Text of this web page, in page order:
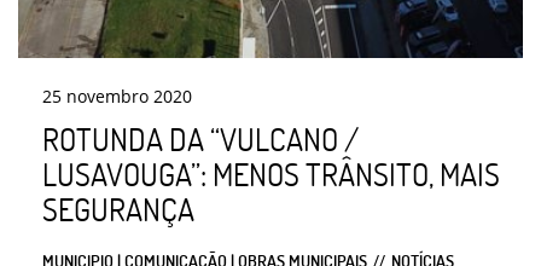
25 novembro 2020
ROTUNDA DA “VULCANO /
LUSAVOUGA”: MENOS TRÂNSITO, MAIS
SEGURANÇA
MUNICIPIO | COMUNICAÇÃO | OBRAS MUNICIPAIS NOTÍCIAS